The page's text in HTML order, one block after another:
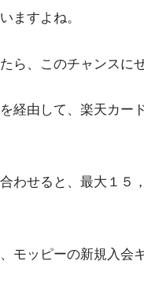
ますよね。
ら、このチャンスに
経由して、楽天カー
わせると、最大１５
モッピーの新規入会